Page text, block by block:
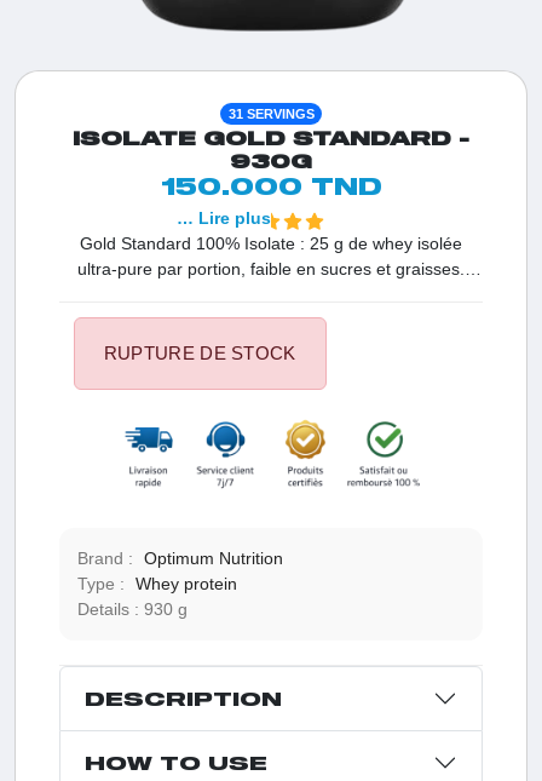
31 SERVINGS
ISOLATE GOLD STANDARD -
930G
150.000 TND
Gold Standard 100% Isolate : 25 g de whey isolée
ultra-pure par portion, faible en sucres et graisses.
… Lire plus
RUPTURE DE STOCK
Brand :
Optimum Nutrition
Type :
Whey protein
Details :
930 g
DESCRIPTION
HOW TO USE